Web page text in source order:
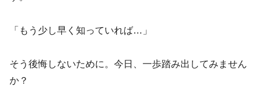
「もう少し早く知っていれば…」
そう後悔しないために。今日、一歩踏み出してみません
か？